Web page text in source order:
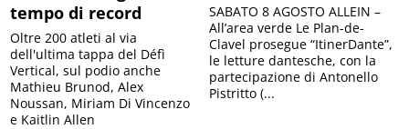
tempo di record
Oltre 200 atleti al via
dell'ultima tappa del Défì
Vertical, sul podio anche
Mathieu Brunod, Alex
Noussan, Miriam Di Vincenzo
e Kaitlin Allen
SABATO 8 AGOSTO ALLEIN –
All’area verde Le Plan-de-
Clavel prosegue “ItinerDante”,
le letture dantesche, con la
partecipazione di Antonello
Pistritto (...